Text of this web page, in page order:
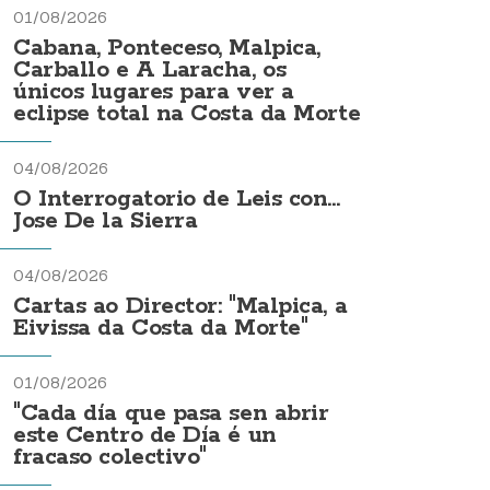
01/08/2026
Cabana, Ponteceso, Malpica,
Carballo e A Laracha, os
únicos lugares para ver a
eclipse total na Costa da Morte
04/08/2026
O Interrogatorio de Leis con...
Jose De la Sierra
04/08/2026
Cartas ao Director: "Malpica, a
Eivissa da Costa da Morte"
01/08/2026
"Cada día que pasa sen abrir
este Centro de Día é un
fracaso colectivo"